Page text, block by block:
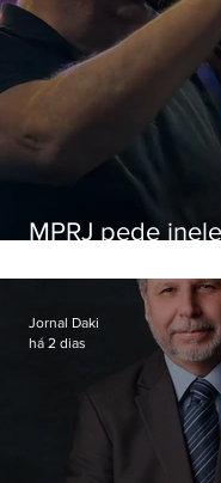
MPRJ pede
Jornal Daki
há 2 dias